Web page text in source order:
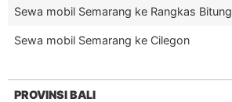
Sewa mobil Semarang ke Rangkas Bitung
Sewa mobil Semarang ke Cilegon
PROVINSI BALI